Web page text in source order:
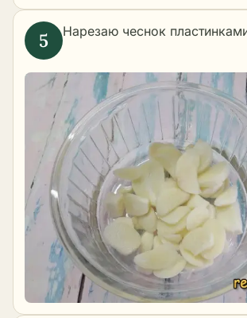
Нарезаю чеснок